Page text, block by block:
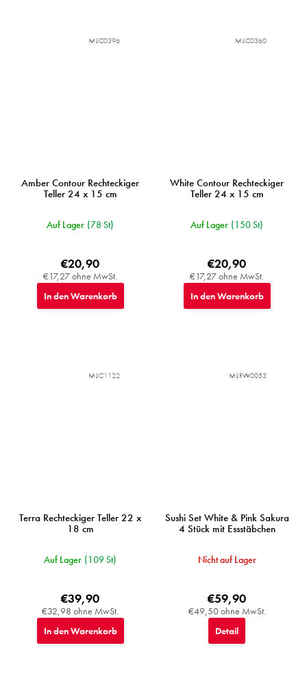
Amber Contour Rechteckiger
Teller 24 x 15 cm
Auf Lager (78 St)
€17,27 ohne MwSt.
€20,90
In den Warenkorb
MIJC0396
White Contour Rechteckiger
Teller 24 x 15 cm
Auf Lager (150 St)
€17,27 ohne MwSt.
€20,90
In den Warenkorb
MIJC0360
Terra Rechteckiger Teller 22 x
18 cm
Auf Lager (109 St)
€32,98 ohne MwSt.
€39,90
In den Warenkorb
MIJC1122
Sushi Set White & Pink Sakura
4 Stück mit Essstäbchen
Nicht auf Lager
€49,50 ohne MwSt.
€59,90
Detail
MIJRW0053